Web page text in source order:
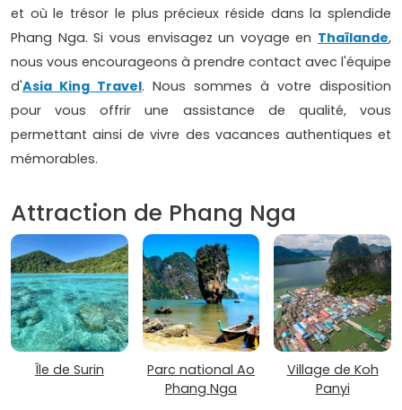
et où le trésor le plus précieux réside dans la splendide
Phang Nga. Si vous envisagez un voyage en Thaïlande,
nous vous encourageons à prendre contact avec l'équipe
d'Asia King Travel. Nous sommes à votre disposition
pour vous offrir une assistance de qualité, vous
permettant ainsi de vivre des vacances authentiques et
mémorables.
Attraction de Phang Nga
Île de Surin
Parc national Ao
Phang Nga
Village de Koh
Panyi